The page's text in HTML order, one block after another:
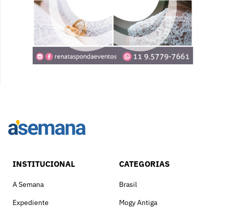
INSTITUCIONAL
A Semana
Expediente
CATEGORIAS
Brasil
Mogy Antiga